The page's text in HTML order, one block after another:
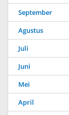
September
Agustus
Juli
Juni
Mei
April